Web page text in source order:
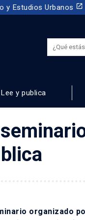
y Estudios Urbanos launch
Lee y publica
organizado